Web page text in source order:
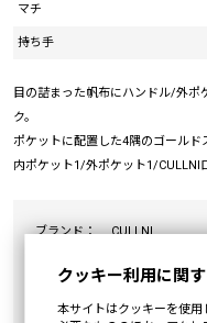
マチ
持ち手
目の詰まった帆布にハンドル/外ポ
ク。
ポケットに配置した4隅のゴールド
内ポケット1/外ポケット1/CULLNI
ブランド： CULLNI
クッキー利用に関
本サイトはクッキーを使